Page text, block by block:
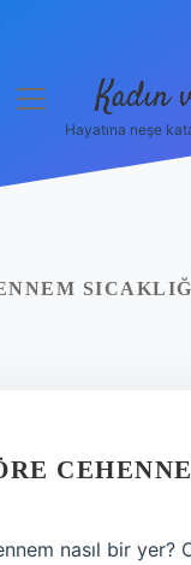
menüyü
Kadın
Hayatına neşe
nasıl bir yer?